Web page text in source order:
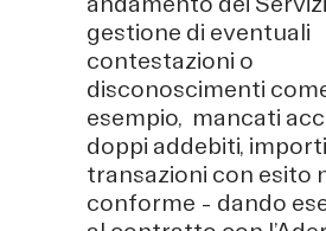
gestione di eventuali
contestazioni o
disconoscimenti
esempio, mancati
doppi addebiti,
transazioni con esito
conforme – dando